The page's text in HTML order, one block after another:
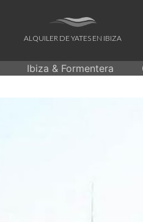
ALQUILER DE YATES EN IBIZA
Ibiza & Formentera